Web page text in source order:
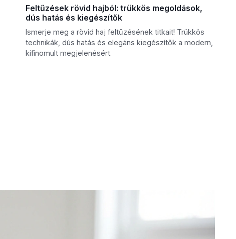
Feltűzések rövid hajból: trükkös megoldások,
dús hatás és kiegészítők
Ismerje meg a rövid haj feltűzésének titkait! Trükkös
technikák, dús hatás és elegáns kiegészítők a modern,
kifinomult megjelenésért.